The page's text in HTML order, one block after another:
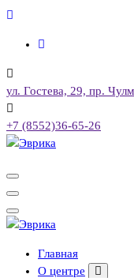
Перейти
содержимому
ул. Гостева, 29, пр.
+7 (8552)36-65-26
Городской культурный
Городской культурный
Главная
О центре